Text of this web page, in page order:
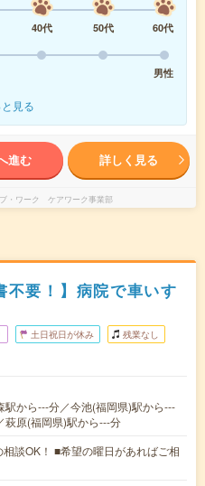
40代 50代
60代
男性
見る
進む 詳しく見る
・ワーク ケアワーク事業部
不要！】病院で車いす
土日祝日が休み 残業なし
駅から---分／今池(福岡県)駅から---
萩原(福岡県)駅から---分
談OK！ ■希望の曜日があればご相